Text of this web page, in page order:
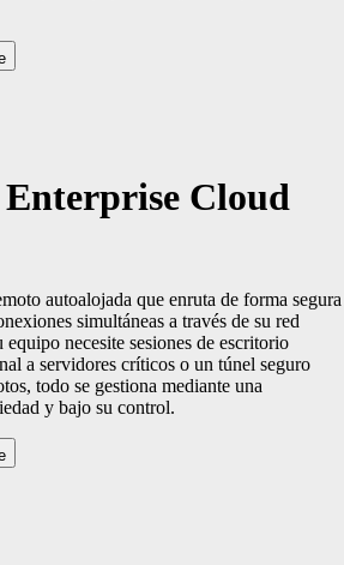
Cloud
autoalojada que enruta de forma segura
simultáneas a través de su red
equipo necesite sesiones de escritorio
a servidores críticos o un túnel seguro
todo se gestiona mediante una
y bajo su control.